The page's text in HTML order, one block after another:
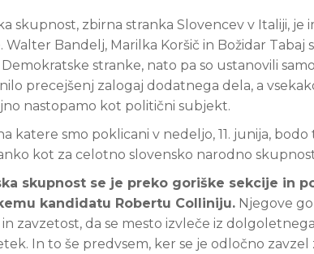
skupnost, zbirna stranka Slovencev v Italiji,
Walter Bandelj, Marilka Koršič in Božidar
stranke, nato pa so ustanovili
precejšenj zalogaj dodatnega dela, a
nastopamo kot politični subjekt.
katere smo poklicani v nedeljo, 11. junija,
kot za celotno slovensko narodno
skupnost se je preko goriške sekcije in
kandidatu Robertu Colliniju. Njegove
zavzetost, da se mesto izvleče iz
In to še predvsem, ker se je odločno